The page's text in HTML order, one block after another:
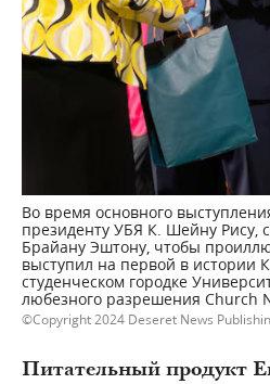
Во время основного
президенту УБЯ К. Шейну Рису,
Брайану Эштону, чтобы
выступил на первой в истории
студенческом городке
любезного разрешения Church
Copyright 2024 Deseret News
Питательный продукт